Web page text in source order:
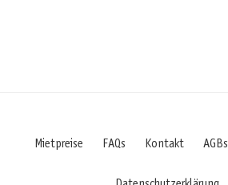
Mietpreise FAQs Kontakt AGBs